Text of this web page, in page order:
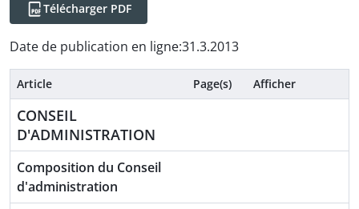
Télécharger PDF
Date de publication en ligne:31.3.2013
Article Page(s) Afficher
CONSEIL
D'ADMINISTRATION
Composition du Conseil
d'administration